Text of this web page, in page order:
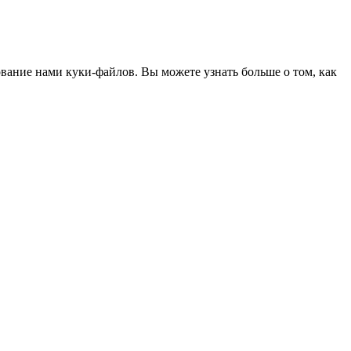
нами куки-файлов. Вы можете узнать больше о том, как